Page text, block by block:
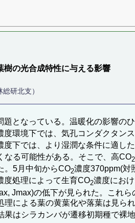
樹の光合成特性に与える影響
研北支）
となっている。温暖化の影響の
度環境下では、気孔コンダクタン
度下では、より湿潤な条件に適し
なる可能性がある。そこで、高CO2
。5月中旬からCO2濃度370ppm(対
度処理によって生育CO2濃度にお
Jmax)の低下が見られた。これ
理による葉の黄葉化や落葉は見ら
はシラカンバが遷移初期種で